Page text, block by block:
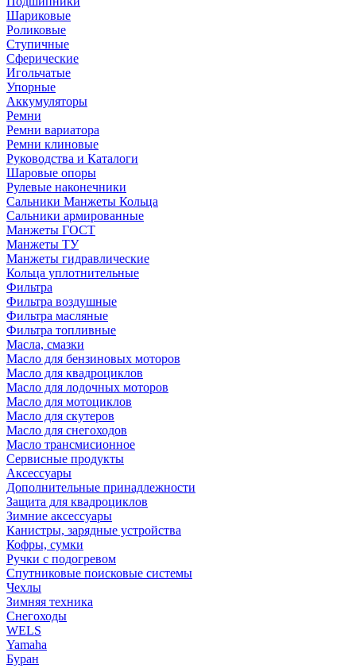
Шариковые
Роликовые
Ступичные
Сферические
Игольчатые
Упорные
Аккумуляторы
Ремни
Ремни вариатора
Ремни клиновые
Руководства и Каталоги
Шаровые опоры
Рулевые наконечники
Сальники Манжеты Кольца
Сальники армированные
Манжеты ГОСТ
Манжеты ТУ
Манжеты гидравлические
Кольца уплотнительные
Фильтра
Фильтра воздушные
Фильтра масляные
Фильтра топливные
Масла, смазки
Масло для бензиновых моторов
Масло для квадроциклов
Масло для лодочных моторов
Масло для мотоциклов
Масло для скутеров
Масло для снегоходов
Масло трансмисионное
Сервисные продукты
Аксессуары
Дополнительные принадлежности
Защита для квадроциклов
Зимние аксессуары
Канистры, зарядные устройства
Кофры, сумки
Ручки с подогревом
Спутниковые поисковые системы
Чехлы
Зимняя техника
Снегоходы
WELS
Yamaha
Буран